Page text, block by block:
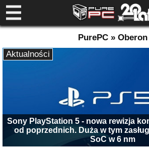
PurePC » Oberon
Sony PlayStation 5 - nowa rewizja
od poprzednich. Duża w tym
SoC w 6 nm
Aktualności